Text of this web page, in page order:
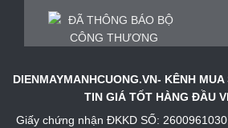
DIENMAYMANHCUONG.VN- KÊNH
TIN GIÁ TỐT HÀNG ĐẦU
Giấy chứng nhận ĐKKD SỐ: